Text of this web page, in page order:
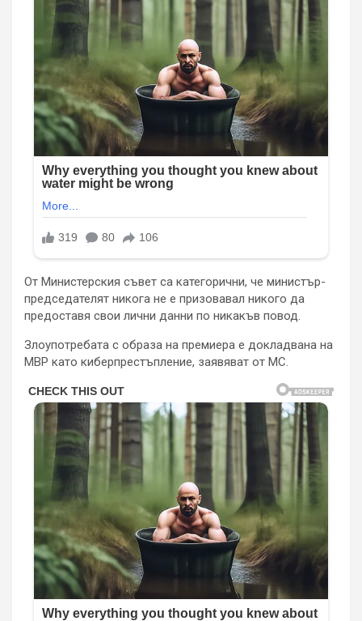
От Министерския съвет са категорични, че министър-
председателят никога не е призовавал никого да
предоставя свои лични данни по никакъв повод.
Злоупотребата с образа на премиера е докладвана на
МВР като киберпрестъпление, заявяват от МС.